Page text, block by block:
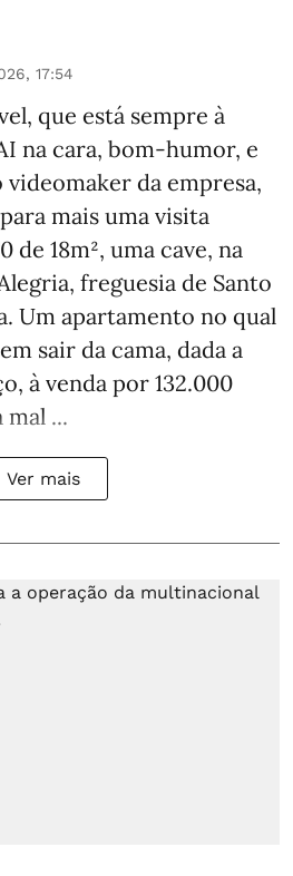
17:54
que está sempre à
na cara, bom-humor, e
da empresa,
mais uma visita
18m², uma cave, na
freguesia de Santo
Um apartamento no qual
sair da cama, dada a
à venda por 132.000
mal ...
Ver mais